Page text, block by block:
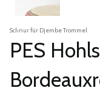
Schnur für Djembe Trommel
PES